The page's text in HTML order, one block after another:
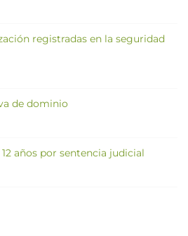
registradas en la seguridad
de dominio
años por sentencia judicial